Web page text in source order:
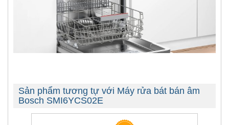
Sản phẩm tương tự với Máy rửa bát bán âm
Bosch SMI6YCS02E